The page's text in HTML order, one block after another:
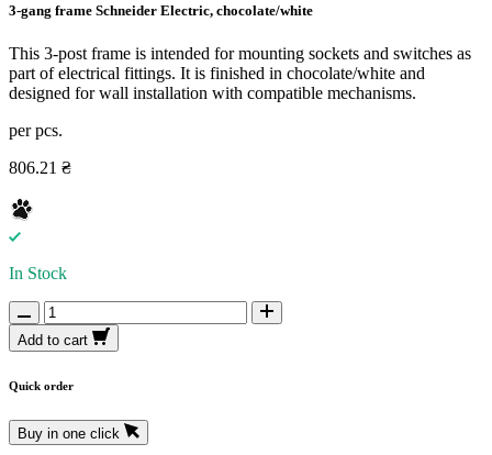
3-gang frame Schneider Electric, chocolate/white
This 3-post frame is intended for mounting sockets and switches as
part of electrical fittings. It is finished in chocolate/white and
designed for wall installation with compatible mechanisms.
per pcs.
806.21 ₴
In Stock
Add to cart
Quick order
Buy in one click